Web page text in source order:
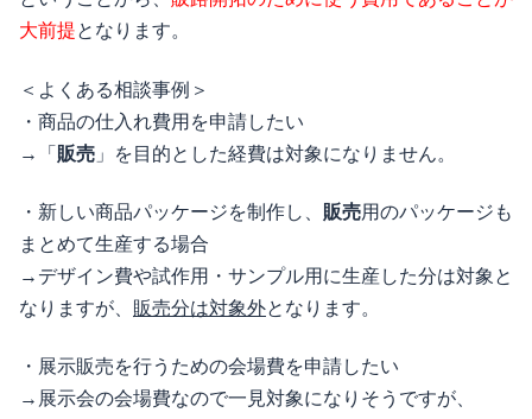
大前提となります。
＜よくある相談事例＞
・商品の仕入れ費用を申請したい
→「 販売 」を目的とした経費は対象になりません。
・新しい商品パッケージを制作し、 販売用のパッケージも
まとめて生産する場合
→デザイン費や試作用・サンプル用に生産した分は対象と
なりますが、 販売分は対象外となります。
・展示販売を行うための会場費を申請したい
→展示会の会場費なので一見対象になりそうですが、